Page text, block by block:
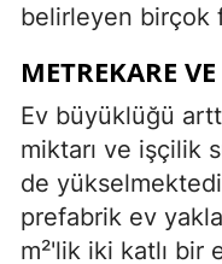
belirleyen birçok
METREKARE
Ev büyüklüğü
miktarı ve işçilik
de
prefabrik ev
m²'lik iki katlı bir